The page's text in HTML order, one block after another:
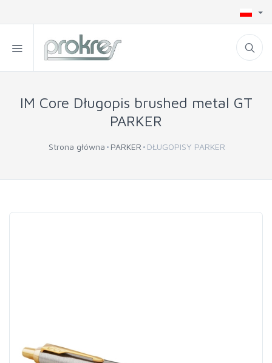
IM Core Długopis brushed metal GT
PARKER
Strona główna PARKER DŁUGOPISY PARKER